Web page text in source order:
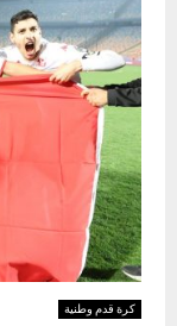
كرة قدم وطنية